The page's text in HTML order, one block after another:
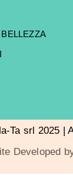
Ta srl 2025 |
Developed